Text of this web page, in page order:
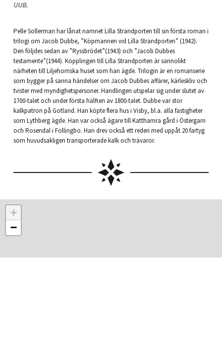
UUB.
Pelle Sollerman har lånat namnet Lilla Strandporten till sin första roman i
trilogi om Jacob Dubbe, ”Köpmannen vid Lilla Strandporten” (1942).
Den följdes sedan av ”Ryssbrödet”(1943) och ”Jacob Dubbes
testamente”(1944). Kopplingen till Lilla Strandporten är sannolikt
närheten till Liljehornska huset som han ägde. Trilogin är en romanserie
som bygger på sanna händelser om Jacob Dubbes affärer, kärleskliv och
tvister med myndighetspersoner. Handlingen utspelar sig under slutet av
1700-talet och under första hälften av 1800-talet. Dubbe var stor
kalkpatron på Gotland. Han köpte flera hus i Visby, bl.a. alla fastigheter
som Lythberg ägde. Han var också ägare till Katthamra gård i Östergarn
och Rosendal i Follingbo. Han drev också ett rederi med uppåt 20 fartyg
som huvudsakligen transporterade kalk och trävaror.
+
−